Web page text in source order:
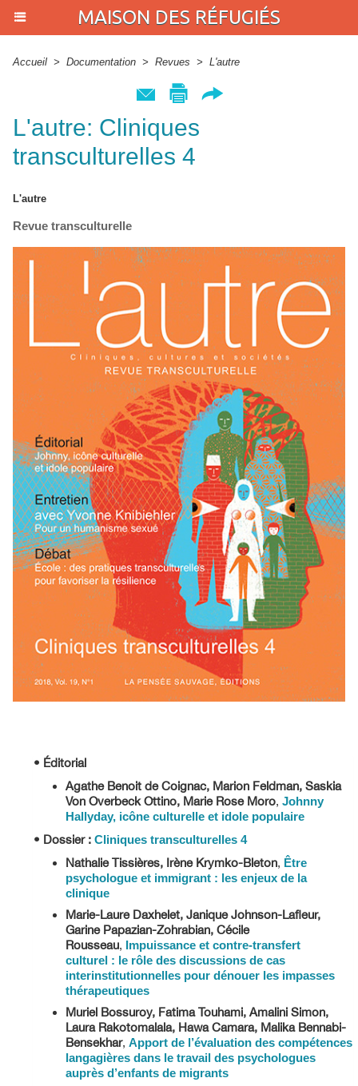
MAISON DES RÉFUGIÉS
Accueil > Documentation > Revues > L'autre
L'autre: Cliniques
transculturelles 4
L'autre
Revue transculturelle
• Éditorial
Agathe Benoit de Coignac, Marion Feldman, Saskia
Von Overbeck Ottino, Marie Rose Moro, Johnny
Hallyday, icône culturelle et idole populaire
• Dossier : Cliniques transculturelles 4
Nathalie Tissières, Irène Krymko-Bleton, Être
psychologue et immigrant : les enjeux de la
clinique
Marie-Laure Daxhelet, Janique Johnson-Lafleur,
Garine Papazian-Zohrabian, Cécile
Rousseau, Impuissance et contre-transfert
culturel : le rôle des discussions de cas
interinstitutionnelles pour dénouer les impasses
thérapeutiques
Muriel Bossuroy, Fatima Touhami, Amalini Simon,
Laura Rakotomalala, Hawa Camara, Malika Bennabi-
Bensekhar, Apport de l’évaluation des compétences
langagières dans le travail des psychologues
auprès d’enfants de migrants